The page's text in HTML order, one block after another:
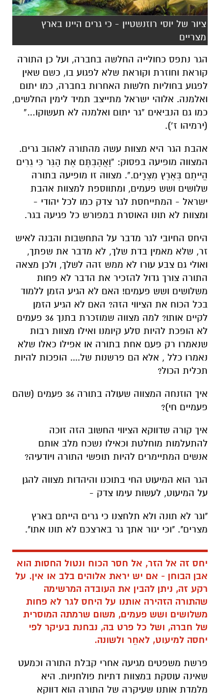
ציור של יוסי רוזנשטיין - כי גרים היינו בארץ
מצריים
הגר נתפס כחולייה החלשה בחברה, ועל כן התורה
קוראת וחוזרת וקוראת שלא לפגוע בו, כשם שאין
לפגוע בחוליות חלשות האחרות בחברה, כמו יתום
ואלמנה. אלוהי ישראל מתייצב תמיד לימין החלשים,
כמו גם הנביאים “גר יתום ואלמנה לא תעשוקו…”
(ירמיהו ז’).
אהבת הגר היא מצוות עשה מהתורה לאהוב גרים.
המצווה מופיעה בפסוק: ”וַאֲהַבְתֶּם אֶת הַגֵּר כִּי גֵרִים
הֱיִיתֶם בְּאֶרֶץ מִצְרָיִם.”. מצווה זו מופיעה בתורה
שלושים ושש פעמים, ומתווספת למצוות אהבת
ישראל - המתייחסת לגר צדק כמו לכל יהודי -
ומצוות לא תונו האוסרת במפורש כל פגיעה בגר.
היחס החיובי לגר מדבר על התחשבות והבנה לאיש
זר, שלא מאמין בדת שלך, לא מדבר את שפתך,
ואולי גם צבע עורו לא ממש זהה לשלך, ולכן מצאה
התורה צורך גדול להזכיר את הדבר לא פחות
משלושים ושש פעמים! האם לא הגיע הזמן ללמוד
בכל הכוח את הציווי הזה? האם לא הגיע הזמן
לקיים אותו? למה מצווה שמוזכרת בתנך 36 פעמים
לא הופכת להיות סלע קיומנו ואילו מצוות רבות
שנאמרו רק פעם אחת בתורה או אפילו כאלו שלא
נאמרו כלל , אלא הם פרשנות של.... הופכות להיות
תכלית הכול?
איך הוזנחה המצווה שעולה בתורה 36 פעמים (שהם
פעמיים חי)?
איך קורה שדווקא הציווי החשוב הזה זוכה
להתעלמות מוחלטת וכאילו נשכח מלב אותם
אנשים המתיימרים להיות תופשי התורה ויודעיה?
הגר הוא המיעוט החי בתוכנו והיהדות מצווה להגן
על המיעוט, לעשות עימו צדק -
"וגר לא תונה ולא תלחצנו כי גרים הייתם בארץ
מצרים". "וכי יגור אתך גר בארצכם לא תונו אתו".
יחס זה אל הזר, אל חסר הכוח ונטול החסות הוא
אבן הבוחן - אם יש יראת אלוהים בלב או אין. על
רקע זה, ניתן להבין את העובדה המרשימה
שהתורה הזהירה אותנו על היחס לגר לא פחות
משלושים ושש פעמים, משום שרמתה המוסרית
של חברה, ושל כל פרט בה, נבחנת בעיקר לפי
יחסה למיעוט, לאחֵר ולשונה.
פרשת משפטים מגיעה אחרי קבלת התורה וכמעט
שאינה עוסקת במצוות דתיות פולחניות. היא
מלמדת אותנו שעיקרה של התורה הוא דווקא